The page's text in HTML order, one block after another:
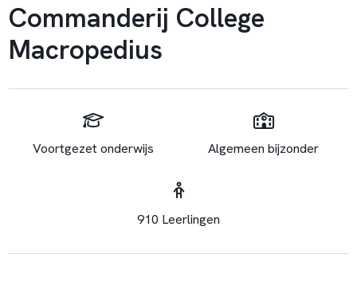
Commanderij College
Macropedius
Voortgezet onderwijs Algemeen bijzonder
910 Leerlingen